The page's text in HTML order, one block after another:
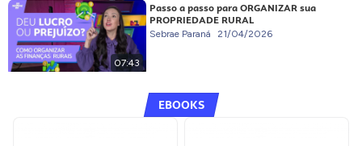
07:43
Passo a passo para ORGANIZAR sua
PROPRIEDADE RURAL
Sebrae Paraná 21/04/2026
EBOOKS